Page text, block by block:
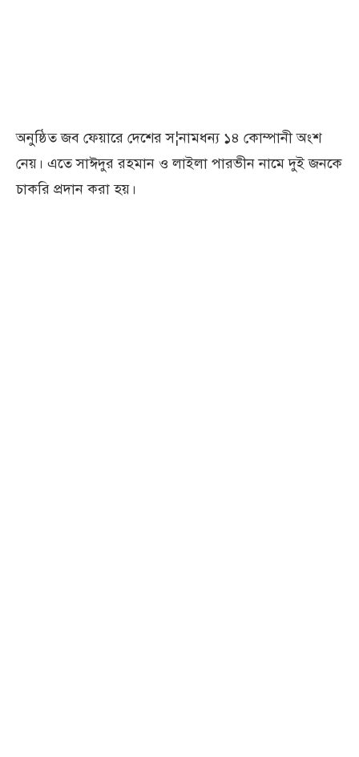
অনুষ্ঠিত জব ফেয়ারে দেশের স¦নামধন্য ১৪ কোম্পানী অংশ
নেয়। এতে সাঈদুর রহমান ও লাইলা পারভীন নামে দুই জনকে
চাকরি প্রদান করা হয়।